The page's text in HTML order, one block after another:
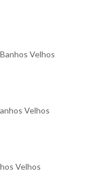
Velhos
Velhos
Velhos